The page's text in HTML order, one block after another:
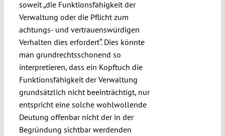
soweit „die Funktionsfähigkeit der
Verwaltung oder die Pflicht zum
achtungs- und vertrauenswürdigen
Verhalten dies erfordert“. Dies könnte
man grundrechtsschonend so
interpretieren, dass ein Kopftuch die
Funktionsfähigkeit der Verwaltung
grundsätzlich nicht beeinträchtigt, nur
entspricht eine solche wohlwollende
Deutung offenbar nicht der in der
Begründung sichtbar werdenden